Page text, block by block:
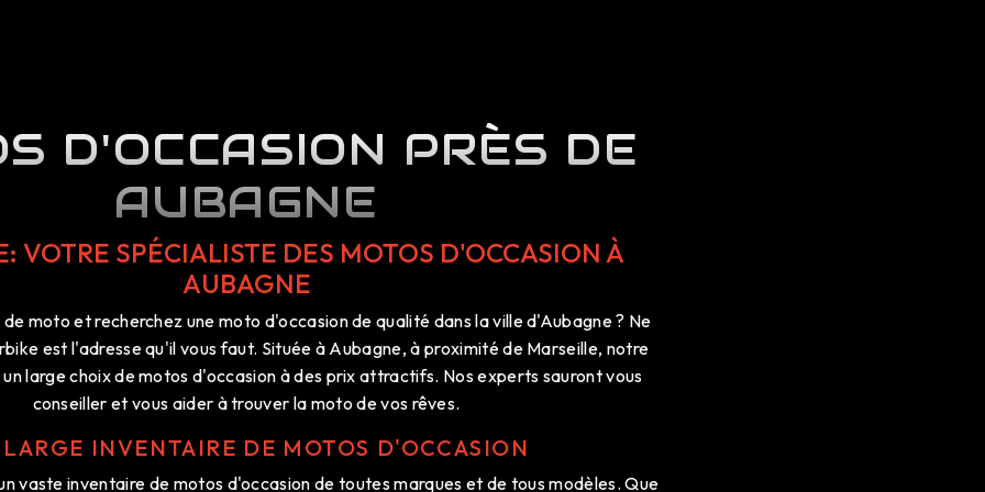
D'OCCASION PRÈS DE
AUBAGNE
VOTRE SPÉCIALISTE DES MOTOS D'OCCASION À
AUBAGNE
de moto et recherchez une moto d'occasion de qualité dans la ville d'Aubagne ? Ne
est l'adresse qu'il vous faut. Située à Aubagne, à proximité de Marseille, notre
large choix de motos d'occasion à des prix attractifs. Nos experts sauront vous
conseiller et vous aider à trouver la moto de vos rêves.
INVENTAIRE DE MOTOS D'OCCASION
vaste inventaire de motos d'occasion de toutes marques et de tous modèles. Que